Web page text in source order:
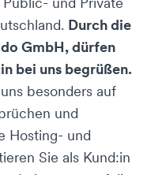
Durch die
GmbH, dürfen
bei uns begrüßen.
besonders auf
und
Hosting- und
Sie als Kund:in